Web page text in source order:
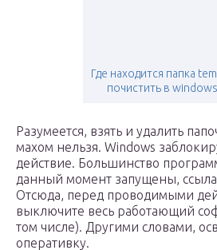
Где находится папка
почистить в
Разумеется, взять и удалить
махом нельзя. Windows
действие. Большинство
данный момент запущены,
Отсюда, перед проводимыми
выключите весь работающий
том числе). Другими словами,
оперативку.